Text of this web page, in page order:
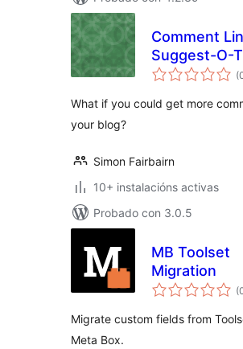
Comment
Suggest-O-
What if you could get more
your blog?
Simon Fairbairn
10+ instalacións activas
Probado con 3.0.5
MB Toolset
Migration
Migrate custom fields from
Meta Box.